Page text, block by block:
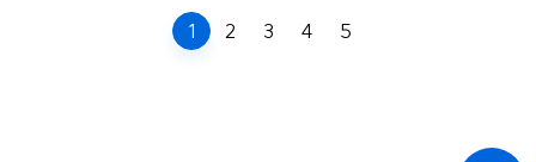
1 2 3 4 5